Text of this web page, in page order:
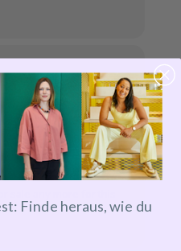
Finde heraus, wie du